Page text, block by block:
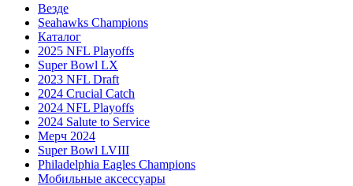
Везде
Seahawks Champions
Каталог
2025 NFL Playoffs
Super Bowl LX
2023 NFL Draft
2024 Crucial Catch
2024 NFL Playoffs
2024 Salute to Service
Мерч 2024
Super Bowl LVIII
Philadelphia Eagles Champions
Мобильные аксессуары